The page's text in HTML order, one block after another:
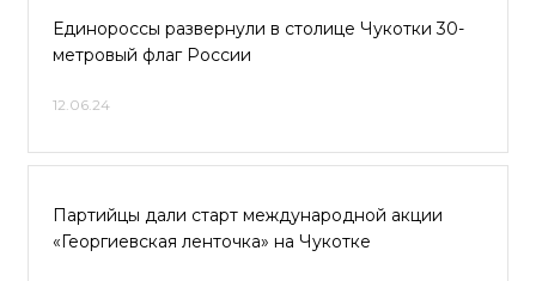
Единороссы развернули в столице Чукотки 30-
метровый флаг России
12.06.24
Партийцы дали старт международной акции
«Георгиевская ленточка» на Чукотке